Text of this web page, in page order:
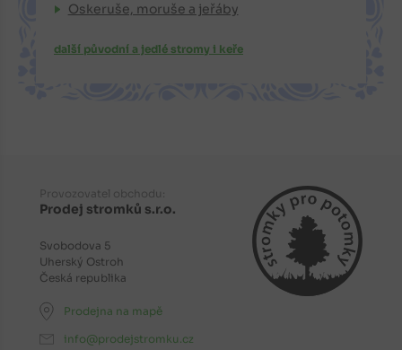
Oskeruše, moruše a jeřáby
další původní a jedlé stromy i keře
Provozovatel obchodu:
Prodej stromků s.r.o.
Svobodova 5
Uherský Ostroh
Česká republika
Prodejna na mapě
info@prodejstromku.cz